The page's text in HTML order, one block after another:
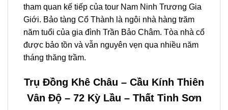
tham quan kế tiếp của tour Nam Ninh Trương Gia
Giới. Bảo tàng Cổ Thành là ngôi nhà hàng trăm
năm tuổi của gia đình Trần Bảo Châm. Tòa nhà cổ
được bảo tồn và vẫn nguyên vẹn qua nhiều năm
tháng thăng trầm.
Trụ Đồng Khê Châu – Cầu Kính Thiên
Vân Độ – 72 Kỳ Lầu – Thất Tinh Sơn